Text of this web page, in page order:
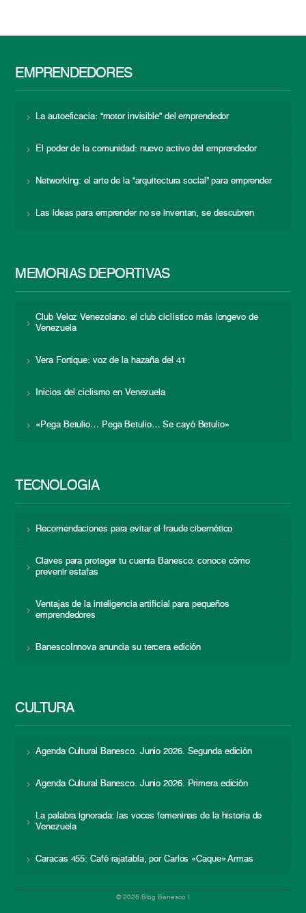
EMPRENDEDORES
La autoeficacia: “motor invisible” del emprendedor
El poder de la comunidad: nuevo activo del emprendedor
Networking: el arte de la “arquitectura social” para emprender
Las ideas para emprender no se inventan, se descubren
MEMORIAS DEPORTIVAS
Club Veloz Venezolano: el club ciclístico más longevo de
Venezuela
Vera Fortique: voz de la hazaña del 41
Inicios del ciclismo en Venezuela
«Pega Betulio… Pega Betulio… Se cayó Betulio»
TECNOLOGÍA
Recomendaciones para evitar el fraude cibernético
Claves para proteger tu cuenta Banesco: conoce cómo
prevenir estafas
Ventajas de la inteligencia artificial para pequeños
emprendedores
BanescoInnova anuncia su tercera edición
CULTURA
Agenda Cultural Banesco. Junio 2026. Segunda edición
Agenda Cultural Banesco. Junio 2026. Primera edición
La palabra ignorada: las voces femeninas de la historia de
Venezuela
Caracas 455: Café rajatabla, por Carlos «Caque» Armas
© 2026 Blog Banesco |